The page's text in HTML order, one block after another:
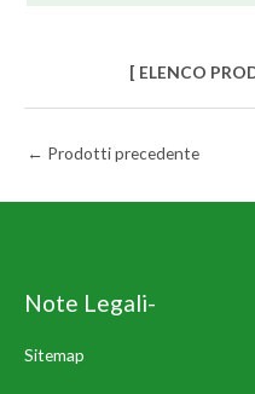
[ ELENCO
← Prodotti precedente
Note Legali-
Sitemap